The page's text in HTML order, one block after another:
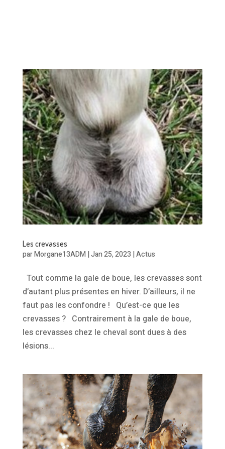
Les crevasses
parMorgane13ADM |Jan 25, 2023 |Actus
Tout comme la gale de boue, les crevasses sont
d’autant plus présentes en hiver. D’ailleurs, il ne
faut pas les confondre ! Qu’est-ce que les
crevasses ? Contrairement à la gale de boue,
les crevasses chez le cheval sont dues à des
lésions...